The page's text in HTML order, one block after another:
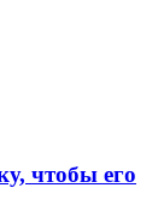
чтобы его